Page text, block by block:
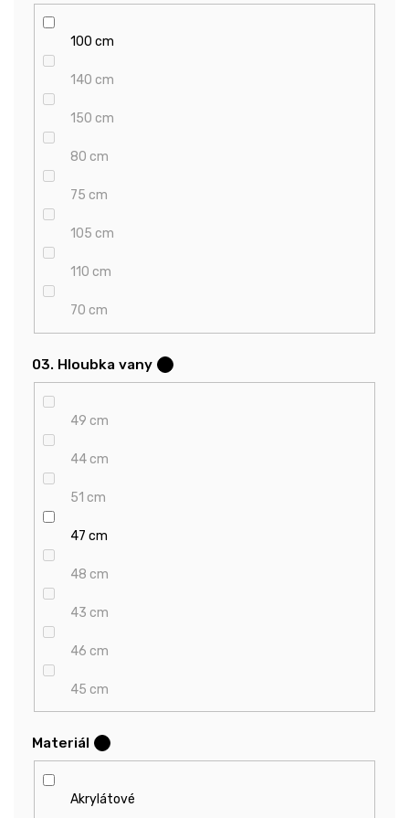
100 cm
140 cm
150 cm
80 cm
75 cm
105 cm
110 cm
70 cm
03. Hloubka vany
49 cm
44 cm
51 cm
47 cm
48 cm
43 cm
46 cm
45 cm
Materiál
Akrylátové